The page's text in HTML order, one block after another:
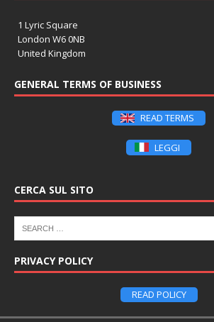
1 Lyric Square
London W6 0NB
United Kingdom
GENERAL TERMS OF BUSINESS
READ TERMS
LEGGI
CERCA SUL SITO
PRIVACY POLICY
READ POLICY